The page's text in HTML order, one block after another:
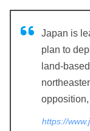
Japan is
plan to
land-
https://